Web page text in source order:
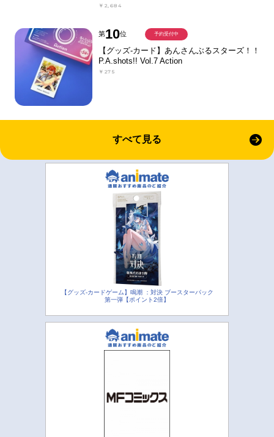
￥2,684
第10位
【グッズ-カード】あんさんぶるスターズ！！
P.A.shots!! Vol.7 Action
￥275
予約受付中
すべて見る
【グッズ-カードゲーム】鳴潮 ：対決 ブースターパック
第一弾【ポイント2倍】